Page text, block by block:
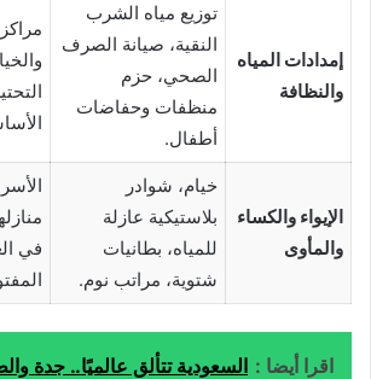
إمدادات المياه
والنظافة
توزيع مياه الشرب
النقية، صيانة الصرف
الصحي، حزم
منظفات وحفاضات
أطفال.
الإيواء والكساء
والمأوى
خيام، شوادر
بلاستيكية عازلة
للمياه، بطانيات
شتوية، مراتب نوم.
في
اقرا أيضا : السعودية تتألق عالميًا.. جدة